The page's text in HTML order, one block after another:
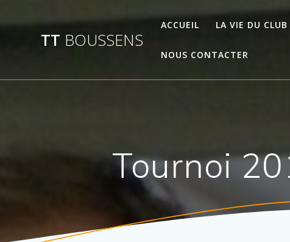
TT BOUSSENS
ACCUEIL LA VIE DU CLUB
NOUS CONTACTER
Tournoi